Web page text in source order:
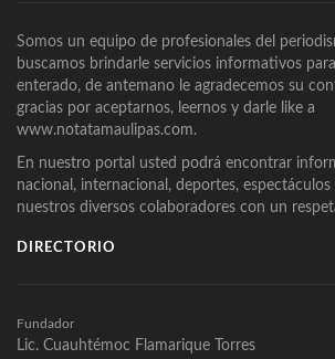
Somos un equipo de profesionales del
buscamos brindarle servicios informativos
enterado, de antemano le agradecemos su
gracias por aceptarnos, leernos y darle like a
www.notatamaulipas.com.
En nuestro portal usted podrá encontrar
nacional, internacional, deportes,
nuestros diversos colaboradores con un
DIRECTORIO
Fundador
Lic. Cuauhtémoc Flamarique Torres